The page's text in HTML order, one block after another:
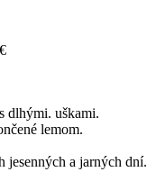
€
dlhými. uškami.
lemom.
a jarných dní.